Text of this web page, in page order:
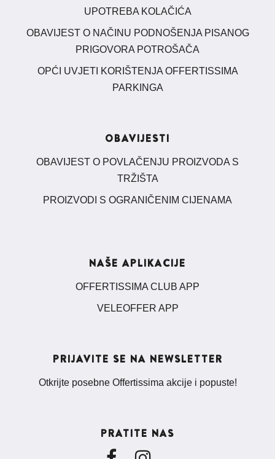
UPOTREBA KOLAČIĆA
OBAVIJEST O NAČINU PODNOŠENJA PISANOG
PRIGOVORA POTROŠAČA
OPĆI UVJETI KORIŠTENJA OFFERTISSIMA
PARKINGA
OBAVIJESTI
OBAVIJEST O POVLAČENJU PROIZVODA S
TRŽIŠTA
PROIZVODI S OGRANIČENIM CIJENAMA
NAŠE APLIKACIJE
OFFERTISSIMA CLUB APP
VELEOFFER APP
PRIJAVITE SE NA NEWSLETTER
Otkrijte posebne Offertissima akcije i popuste!
PRATITE NAS